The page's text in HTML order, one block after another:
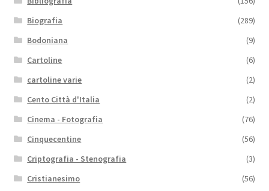
Biografia
(289)
Bodoniana
(9)
Cartoline
(6)
cartoline varie
(2)
Cento Città d'Italia
(2)
Cinema - Fotografia
(76)
Cinquecentine
(56)
Criptografia - Stenografia
(3)
Cristianesimo
(56)